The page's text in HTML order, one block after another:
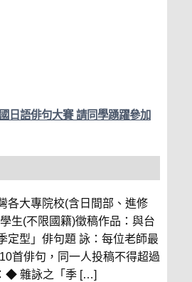
日語俳句大賽 請同學踴躍參加
各大專院校(含日間部、進修
生(不限國籍)徵稿作品：與台
定型」俳句題 詠：每位老師最
首俳句，同一人投稿不得超過
◆ 雜詠之「季 […]